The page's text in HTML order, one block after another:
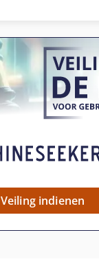
Veiling indienen